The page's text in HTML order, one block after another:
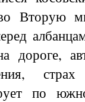
Вторую
дороге,
страх
по